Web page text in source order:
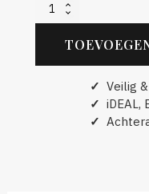
SXP
remschijfslot
✓ Veilig
✓ iDEAL,
✓